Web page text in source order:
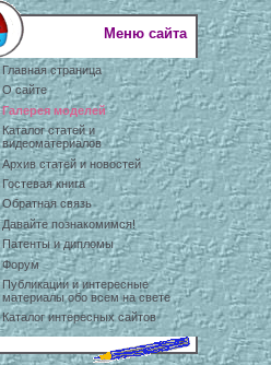
Меню сайта
Главная страница
О сайте
Галерея моделей
Каталог статей и
видеоматериалов
Архив статей и новостей
Гостевая книга
Обратная связь
Давайте познакомимся!
Патенты и дипломы
Форум
Публикации и интересные
материалы обо всем на свете
Каталог интересных сайтов